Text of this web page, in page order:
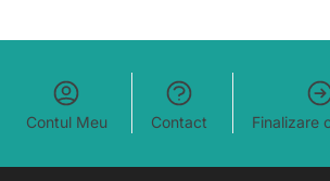
Contul Meu Contact Finalizare